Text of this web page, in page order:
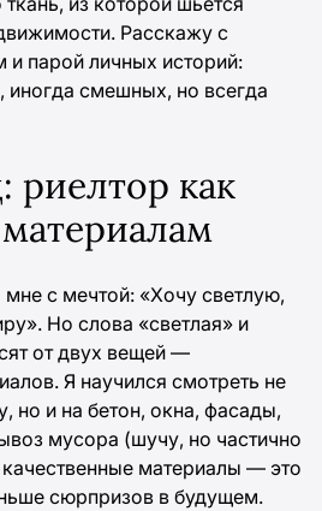
Расскажу с
парой личных историй:
иногда смешных, но всегда
риелтор как
с мечтой: «Хочу светлую,
Но слова «светлая» и
от двух вещей —
Я научился смотреть не
но и на бетон, окна, фасады,
мусора (шучу, но частично
материалы — это
сюрпризов в будущем.